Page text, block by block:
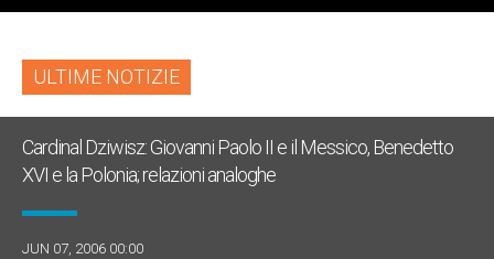
ULTIME NOTIZIE
Cardinal Dziwisz: Giovanni Paolo II e il Messico, Benedetto
XVI e la Polonia; relazioni analoghe
JUN 07, 2006 00:00